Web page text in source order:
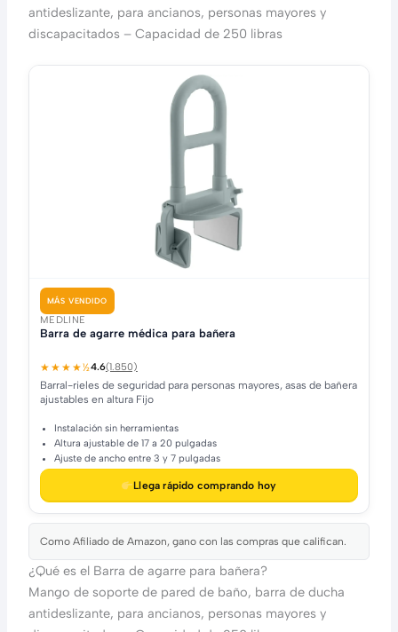
antideslizante, para ancianos, personas mayores y
discapacitados – Capacidad de 250 libras
MÁS VENDIDO
MEDLINE
Barra de agarre médica para bañera
★★★★½4.6(1.850)
Barral-rieles de seguridad para personas mayores, asas de bañera
ajustables en altura Fijo
Instalación sin herramientas
Altura ajustable de 17 a 20 pulgadas
Ajuste de ancho entre 3 y 7 pulgadas
Llega rápido comprando hoy
Como Afiliado de Amazon, gano con las compras que califican.
¿Qué es el Barra de agarre para bañera?
Mango de soporte de pared de baño, barra de ducha
antideslizante, para ancianos, personas mayores y